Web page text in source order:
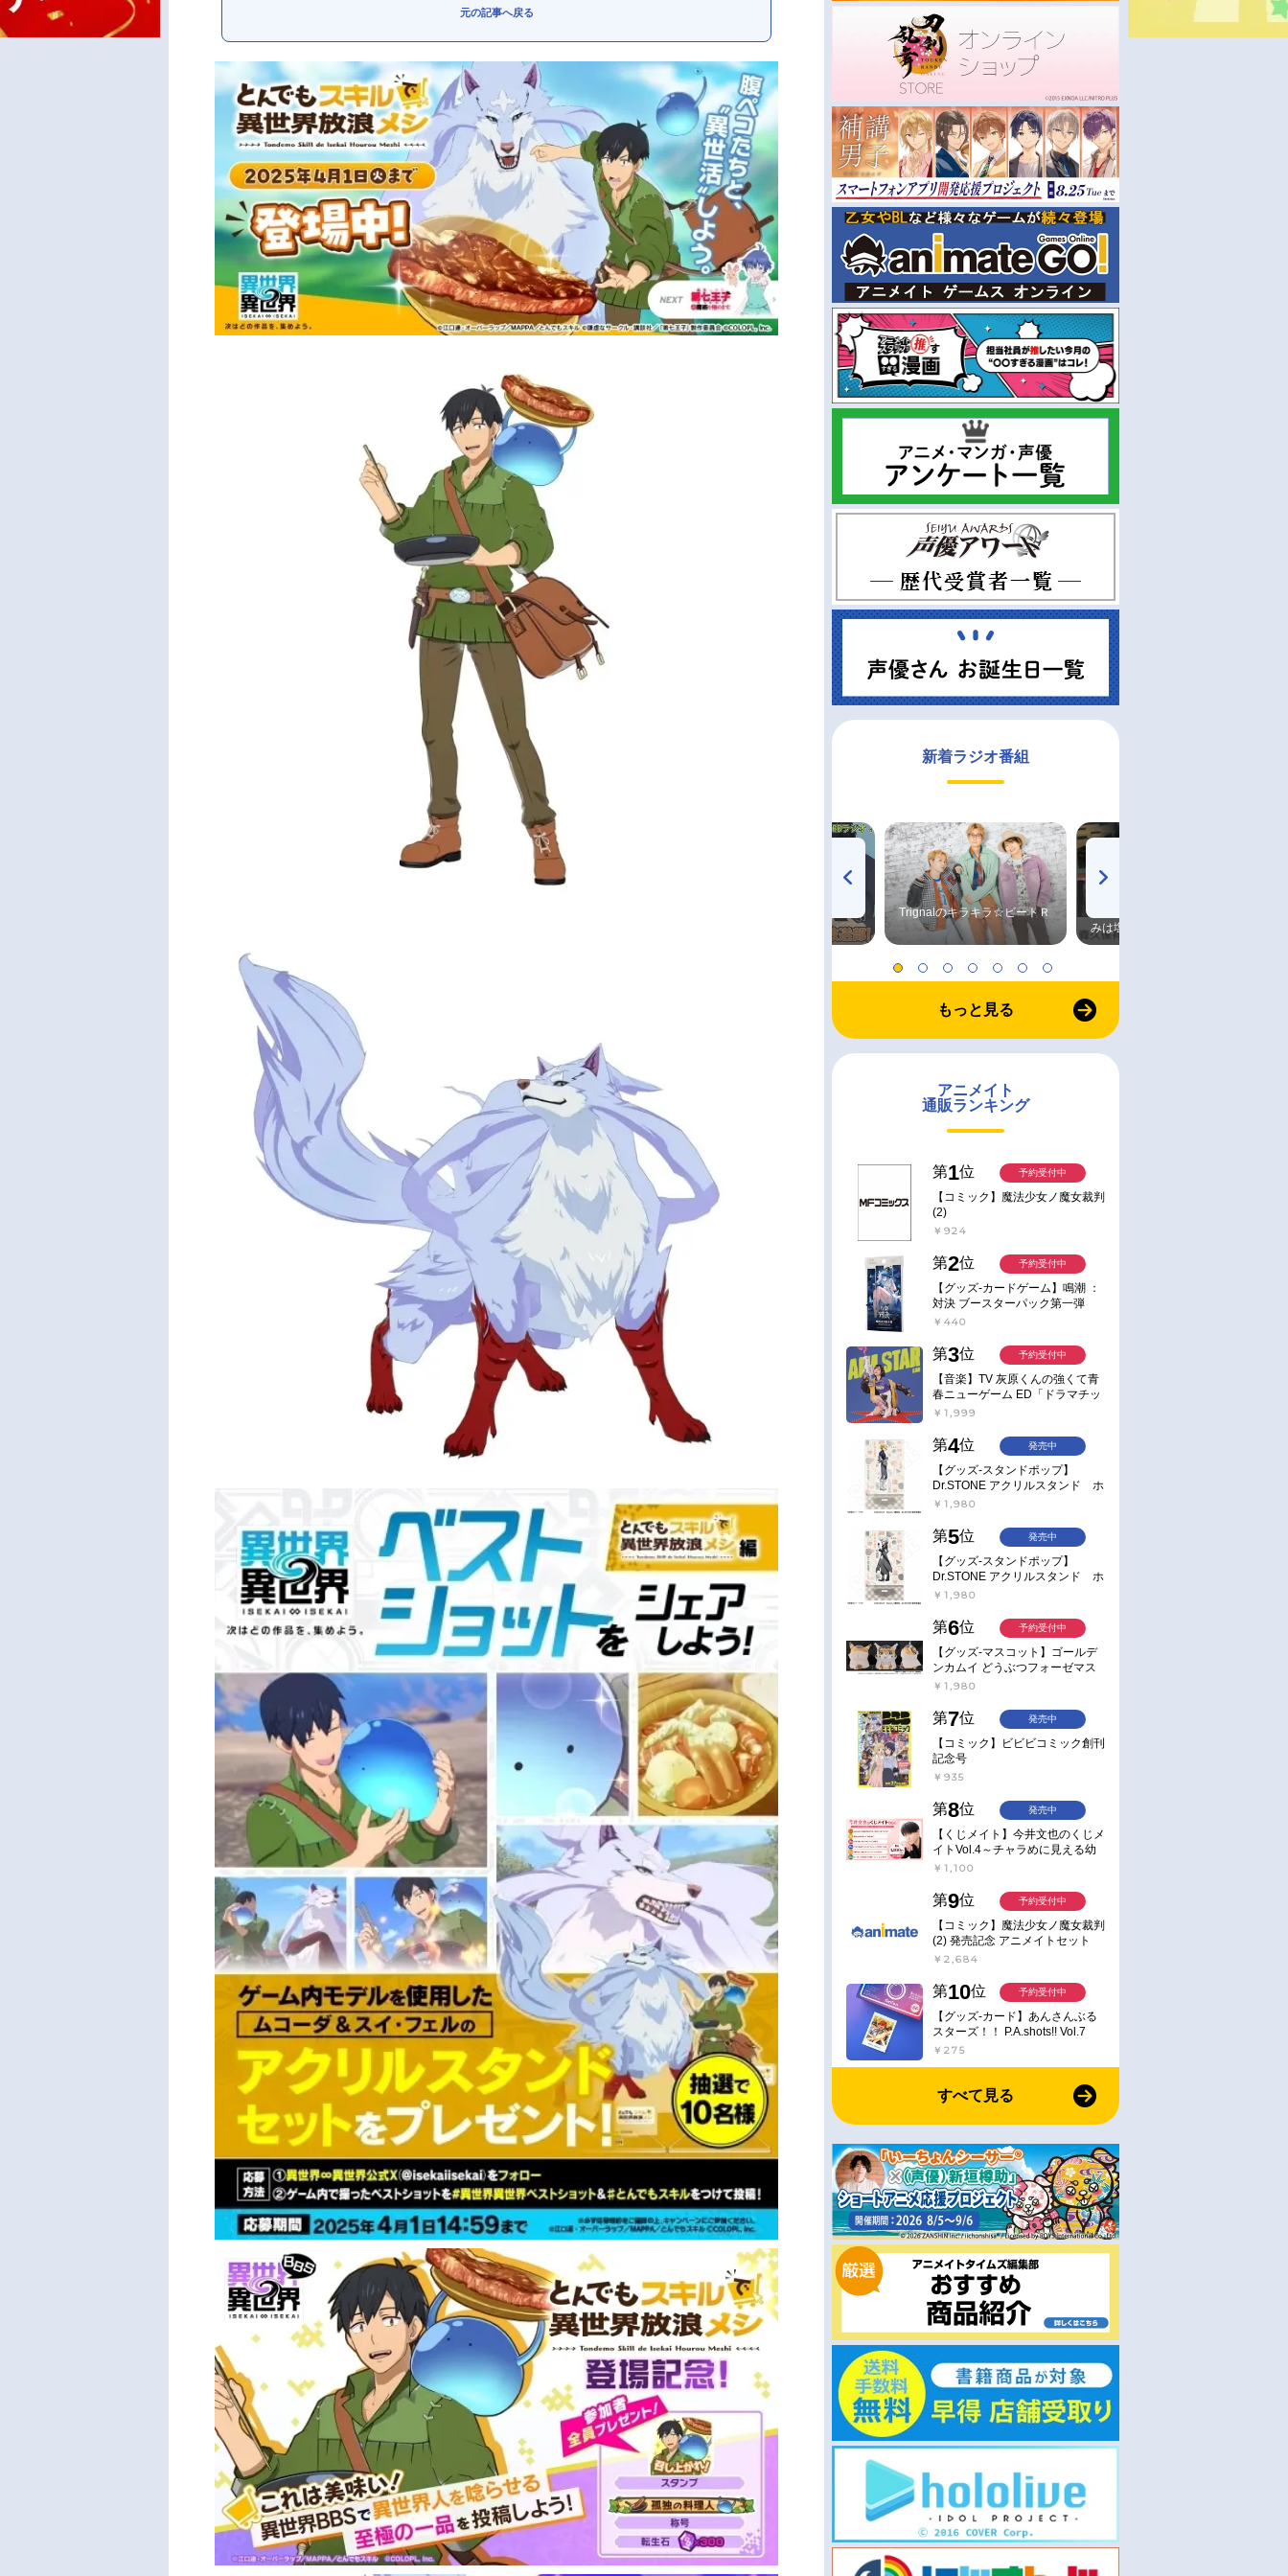
元の記事へ戻る
新着ラジオ番組
Trignalのキラキラ☆ビートＲ
みは塩だけ
もっと見る
アニメイト
通販ランキング
第1位
【コミック】魔法少女ノ魔女裁判
(2)
￥924
予約受付中
第2位
【グッズ-カードゲーム】鳴潮 ：
対決 ブースターパック第一弾
【ポイント2倍】
￥440
予約受付中
第3位
【音楽】TV 灰原くんの強くて青
春ニューゲーム ED「ドラマチッ
ク逃避行」収録シングル AIM
￥1,999
予約受付中
第4位
【グッズ-スタンドポップ】
Dr.STONE アクリルスタンド ホ
ワイマンといっしょver. スタン
￥1,980
発売中
第5位
【グッズ-スタンドポップ】
Dr.STONE アクリルスタンド ホ
ワイマンといっしょver. Dr.ゼノ
￥1,980
発売中
第6位
【グッズ-マスコット】ゴールデ
ンカムイ どうぶつフォーゼマス
コット 4.尾形百之助【再販】
￥1,980
予約受付中
第7位
【コミック】ビビビコミック創刊
記念号
￥935
発売中
第8位
【くじメイト】今井文也のくじメ
イトVol.4～チャラめに見える幼
馴染、実は一途で独占欲が強いん
￥1,100
発売中
第9位
【コミック】魔法少女ノ魔女裁判
(2) 発売記念 アニメイトセット
【アクリルスタンド2種セット購
産】
￥2,684
予約受付中
第10位
【グッズ-カード】あんさんぶる
スターズ！！ P.A.shots!! Vol.7
Action
￥275
予約受付中
すべて見る